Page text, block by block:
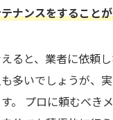
ナンスをすること
ると、業者に依頼
多いでしょうが、
。 プロに頼むべき